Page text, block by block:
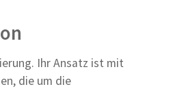
Ihr Ansatz ist mit
die um die